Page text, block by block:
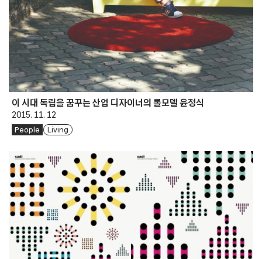
이 시대 독립을 꿈꾸는 산업 디자이너의 롤모델 윤정식
2015. 11. 12
People Living